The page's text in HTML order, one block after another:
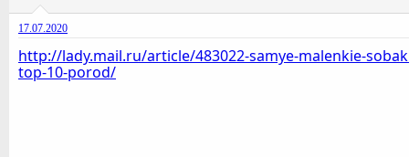
17.07.2020
http://lady.mail.ru/article/483022-samye-malenkie-
top-10-porod/